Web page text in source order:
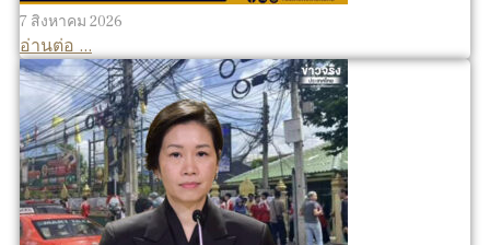
7 สิงหาคม 2026
อ่านต่อ ...